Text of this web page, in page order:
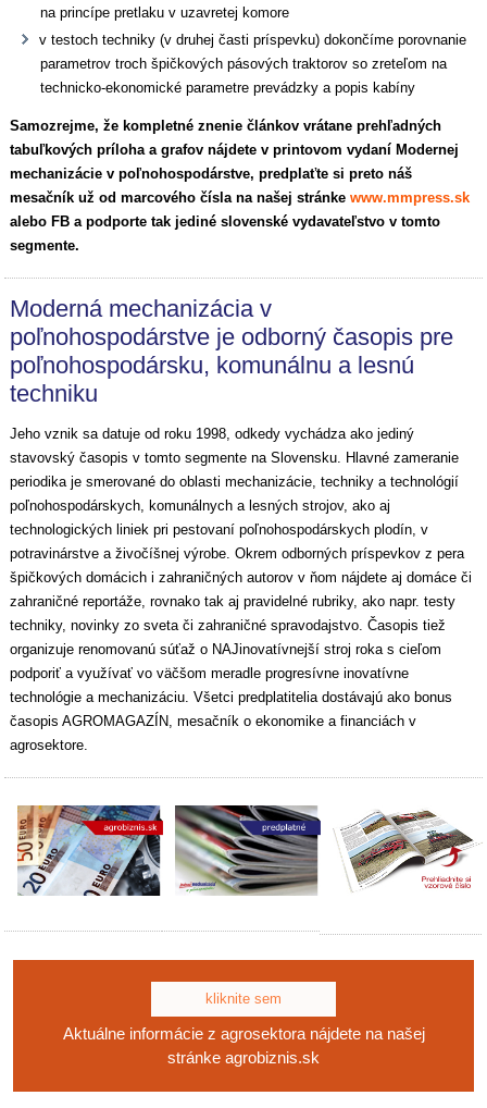
na princípe pretlaku v uzavretej komore
v testoch techniky (v druhej časti príspevku) dokončíme porovnanie
parametrov troch špičkových pásových traktorov so zreteľom na
technicko-ekonomické parametre prevádzky a popis kabíny
Samozrejme, že kompletné znenie článkov vrátane prehľadných
tabuľkových príloha a grafov nájdete v printovom vydaní Modernej
mechanizácie v poľnohospodárstve, predplaťte si preto náš
mesačník už od marcového čísla na našej stránkewww.mmpress.sk
alebo FB a podporte tak jediné slovenské vydavateľstvo v tomto
segmente.
Moderná mechanizácia v
poľnohospodárstve je odborný časopis pre
poľnohospodársku, komunálnu a lesnú
techniku
Jeho vznik sa datuje od roku 1998, odkedy vychádza ako jediný
stavovský časopis v tomto segmente na Slovensku. Hlavné zameranie
periodika je smerované do oblasti mechanizácie, techniky a technológií
poľnohospodárskych, komunálnych a lesných strojov, ako aj
technologických liniek pri pestovaní poľnohospodárskych plodín, v
potravinárstve a živočíšnej výrobe. Okrem odborných príspevkov z pera
špičkových domácich i zahraničných autorov v ňom nájdete aj domáce či
zahraničné reportáže, rovnako tak aj pravidelné rubriky, ako napr. testy
techniky, novinky zo sveta či zahraničné spravodajstvo. Časopis tiež
organizuje renomovanú súťaž o NAJinovatívnejší stroj roka s cieľom
podporiť a využívať vo väčšom meradle progresívne inovatívne
technológie a mechanizáciu. Všetci predplatitelia dostávajú ako bonus
časopis AGROMAGAZÍN, mesačník o ekonomike a financiách v
agrosektore.
kliknite sem
Aktuálne informácie z agrosektora nájdete na našej
stránke agrobiznis.sk